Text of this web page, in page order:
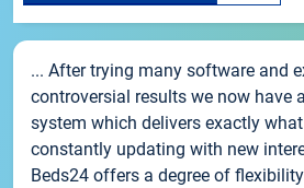
... After trying many software and
controversial results we now have
system which delivers exactly
constantly updating with new
Beds24 offers a degree of